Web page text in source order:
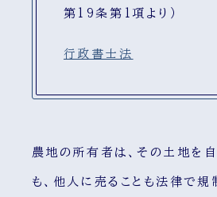
第19条第1項より）
行政書士法
農地の所有者は、その土地を
も、他人に売ることも法律で規